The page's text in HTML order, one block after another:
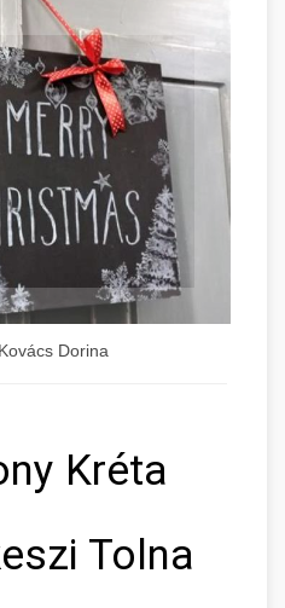
Dorina
Kréta
Tolna